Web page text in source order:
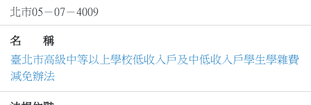
北市05－07－4009
名 稱
臺北市高級中等以上學校低收入戶及中低收入戶學生學雜費
減免辦法